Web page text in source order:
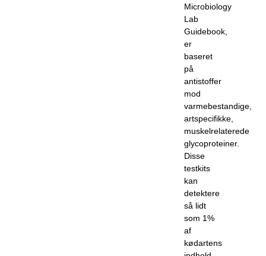
Microbiology
Lab
Guidebook,
er
baseret
på
antistoffer
mod
varmebestandige,
artspecifikke,
muskelrelaterede
glycoproteiner.
Disse
testkits
kan
detektere
så lidt
som 1%
af
kødartens